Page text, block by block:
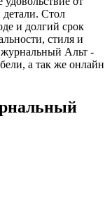
Стол
и долгий срок
стиля и
журнальный Альт -
а так же онлайн